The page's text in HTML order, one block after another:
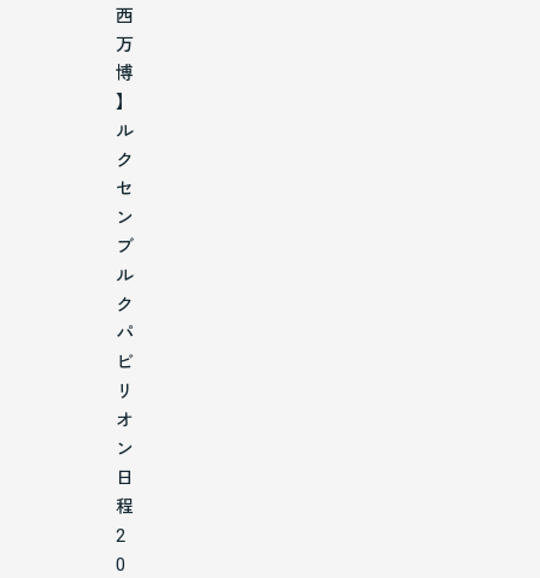
西
万
博
】
ル
ク
セ
ン
ブ
ル
ク
パ
ビ
リ
オ
ン
日
程
2
0